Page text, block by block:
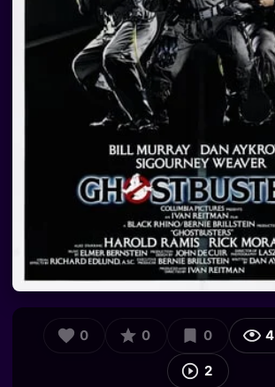
0 0 0 4
2